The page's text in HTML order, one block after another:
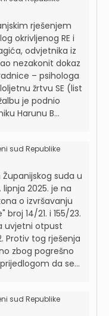
rješenjem
okrivljenog RE i
odvjetnika iz
nezakonit dokaz
– psihologa
žrtvu SE (list
je podnio
Harunu B...
sud Republike
suda u
2025. je na
o izvršavanju
14/21. i 155/23.
uvjetni otpust
Protiv tog rješenja
zbog pogrešno
da se...
sud Republike